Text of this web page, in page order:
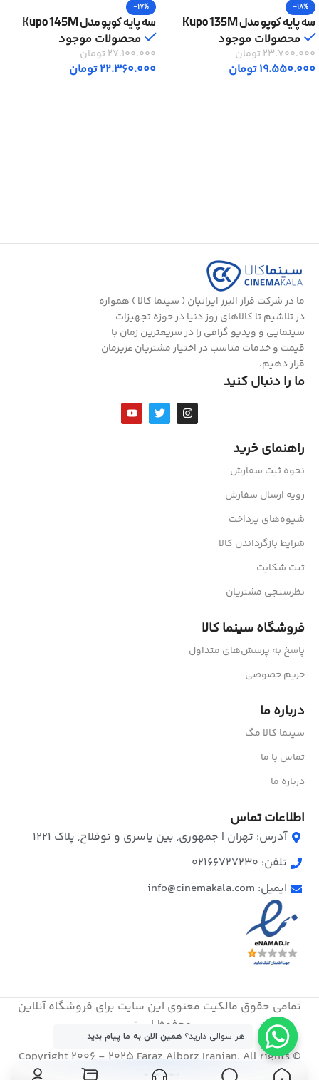
-18%
سه پایه کوپو مدل Kupo 135M
محصولات موجود
23.700.000 تومان
19.550.000تومان
-17%
سه پایه کوپو مدل Kupo 145M
محصولات موجود
27.100.000 تومان
22.360.000تومان
ما در شرکت فراز البرز ایرانیان ( سینما کالا ) همواره
در تلاشیم تا کالاهای روز دنیا در حوزه تجهیزات
سینمایی و ویدیو گرافی را در سریعترین زمان با
قیمت و خدمات مناسب در اختیار مشتریان عزیزمان
قرار دهیم.
ما را دنبال کنید
راهنمای خرید
نحوه ثبت سفارش
رویه ارسال سفارش
شیوه‌های پرداخت
شرایط بازگرداندن کالا
ثبت شکایت
نظرسنجی مشتریان
فروشگاه سینما کالا
پاسخ به پرسش‌های متداول
حریم خصوصی
درباره ما
سینما کالا مگ
تماس با ما
درباره ما
اطلاعات تماس
آدرس: تهران | جمهوری, بین یاسری و نوفلاح, پلاک ۱۲۲۱
تلفن: 02166727230
ایمیل: info@cinemakala.com
تمامی حقوق مالکیت معنوی این ‌سایت برای فروشگاه آنلاین
محفوظ است.
© Copyright 2006 - 2025 Faraz Alborz Iranian. All rights
reserved
هر سوالی دارید؟ همین الان به ما پیام بدید